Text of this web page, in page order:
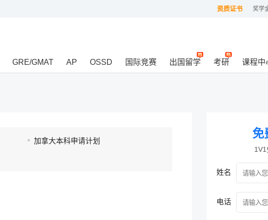
奖学
资质证书
GRE/GMAT AP OSSD 国际竞赛 出国留学 考研 课程中
加拿大本科申请计划
免
姓名
电话